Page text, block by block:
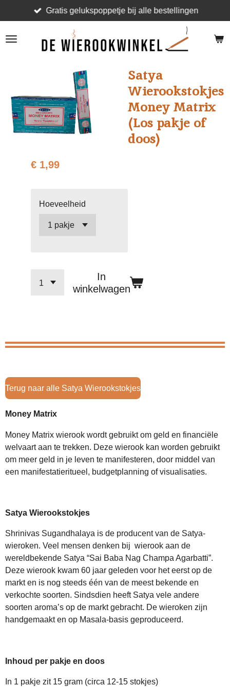
direct
naar
Gratis gelukspoppetje bij alle bestellingen
Satya
Wierookstokjes
Money Matrix
(Los pakje of
doos)
€ 1,99
Hoeveelheid
In
winkelwagen
Terug naar alle Satya Wierookstokjes
Money Matrix
Money Matrix wierook wordt gebruikt om geld en financiële
welvaart aan te trekken. Deze wierook kan worden gebruikt
om meer geld in je leven te manifesteren, door middel van
een manifestatieritueel, budgetplanning of visualisaties.
Satya Wierookstokjes
Shrinivas Sugandhalaya is de producent van de Satya-
wieroken. Veel mensen denken bij wierook aan de
wereldbekende Satya “Sai Baba Nag Champa Agarbatti”.
Deze wierook kwam 60 jaar geleden voor het eerst op de
markt en is nog steeds één van de meest bekende en
verkochte soorten. Sindsdien heeft Satya vele andere
soorten aroma’s op de markt gebracht. De wieroken zijn
handgemaakt en op Masala-basis geproduceerd.
Inhoud per pakje en doos
In 1 pakje zit 15 gram (circa 12-15 stokjes)